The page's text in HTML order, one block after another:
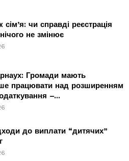
сім’я: чи справді реєстрація
не змінює
Громади мають
працювати над розширенням
–...
до виплати “дитячих”